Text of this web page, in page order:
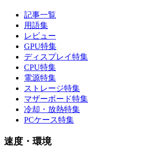
記事一覧
用語集
レビュー
GPU特集
ディスプレイ特集
CPU特集
電源特集
ストレージ特集
マザーボード特集
冷却・放熱特集
PCケース特集
速度・環境